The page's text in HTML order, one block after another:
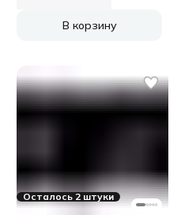
В корзину
Осталось 2 штуки